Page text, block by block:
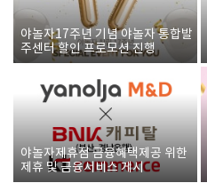
야놀자17주년 기념 야놀자 통합발
주센터 할인 프로모션 진행
야놀자제휴점 금융혜택제공 위한
제휴 및 금융서비스 게시